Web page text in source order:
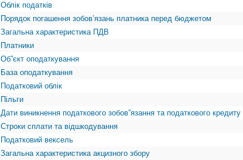
Облік податків
Порядок погашення зобов’язань платника перед бюджетом
Загальна характеристика ПДВ
Платники
Об”єкт оподаткування
База оподаткування
Податковий облік
Пільги
Дати виникнення податкового зобов”язання та податкового кредиту
Строки сплати та відшкодування
Податковий вексель
Загальна характеристика акцизного збору